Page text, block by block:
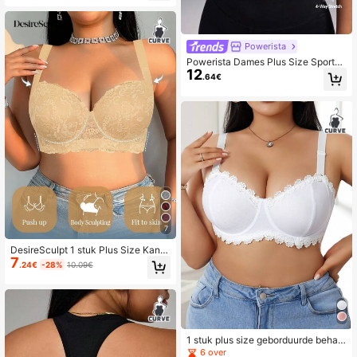
7
DesireSculpt 1 stuk Plus Size Kant
Comfortabele Naadloze Ondersteu
nende Beugel BH, Lift
7.24€ -28% 10.09€
Powerista
Powerista Dames Plus Size Sportbe
ha met Racerback in Effen Kleur
12.64€
1 stuk plus size geborduurde beha
met beugel
6 over